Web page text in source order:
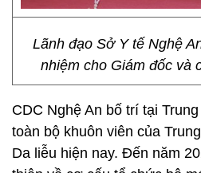
Lãnh đạo Sở Y tế Nghệ
nhiệm cho Giám đốc và
CDC Nghệ An bố trí tại
toàn bộ khuôn viên của
Da liễu hiện nay. Đến năm